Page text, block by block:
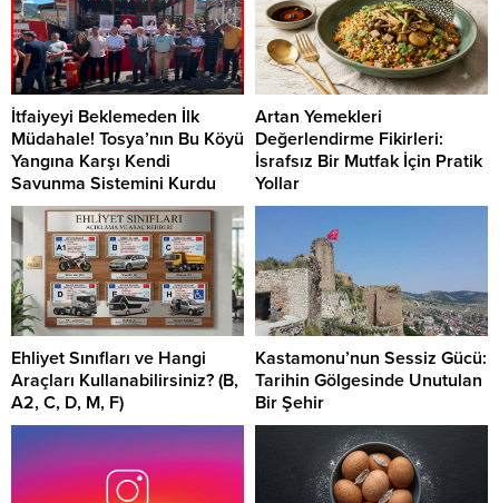
İtfaiyeyi Beklemeden İlk
Müdahale! Tosya’nın Bu Köyü
Yangına Karşı Kendi
Savunma Sistemini Kurdu
Artan Yemekleri
Değerlendirme Fikirleri:
İsrafsız Bir Mutfak İçin Pratik
Yollar
Ehliyet Sınıfları ve Hangi
Araçları Kullanabilirsiniz? (B,
A2, C, D, M, F)
Kastamonu’nun Sessiz Gücü:
Tarihin Gölgesinde Unutulan
Bir Şehir